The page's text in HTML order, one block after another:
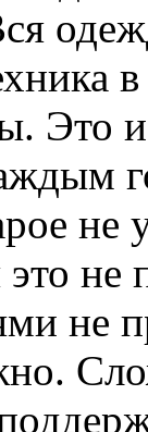
Это
не
не
не